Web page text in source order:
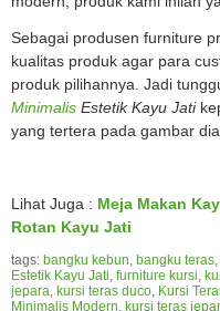
Sebagai produsen furniture
kualitas produk agar para
produk pilihannya. Jadi
Minimalis Estetik Kayu Jati
yang tertera pada gambar
Lihat Juga : Meja Makan
Rotan Kayu Jati
tags: bangku kebun bangku teras
Estetik Kayu Jati furniture kursi
jepara kursi teras duco Kursi
Minimalis Modern kursi teras